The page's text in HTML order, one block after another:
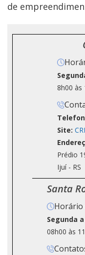
de
8h00 às
Site:
Prédio
Ijuí - RS
Santa
Horário
Segunda
08h00 às